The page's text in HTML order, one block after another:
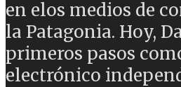
en elos medios de
la Patagonia. Hoy,
primeros pasos
electrónico